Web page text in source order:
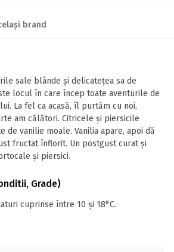
brand
sale blânde și delicatețea sa de
locul în care încep toate aventurile de
La fel ca acasă, îl purtăm cu noi,
am călători. Citricele și piersicile
de vanilie moale. Vanilia apare, apoi dă
fructat înflorit. Un postgust curat și
și piersici.
Grade)
cuprinse între 10 și 18°C.